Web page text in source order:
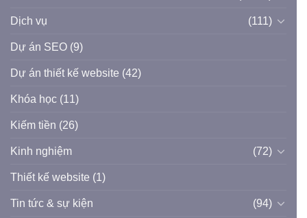
Dịch vụ (111)
Dự án SEO (9)
Dự án thiết kế website (42)
Khóa học (11)
Kiếm tiền (26)
Kinh nghiệm (72)
Thiết kế website (1)
Tin tức & sự kiện (94)